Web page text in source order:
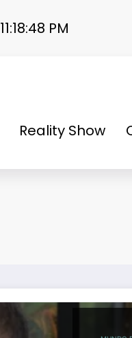
11:18:49 PM
Reality Show